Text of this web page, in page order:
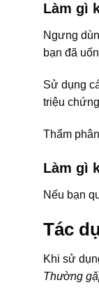
Làm gì
Ngưng
bạn đã
Sử dụng
triệu
Thẩm
Làm gì
Nếu bạn
Tác
Khi sử
Thường